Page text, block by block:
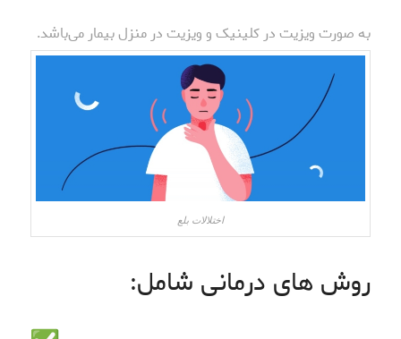
به صورت ویزیت در کلینیک و ویزیت در منزل بیمار می‌باشد.
اختلالات بلع
روش های درمانی شامل: